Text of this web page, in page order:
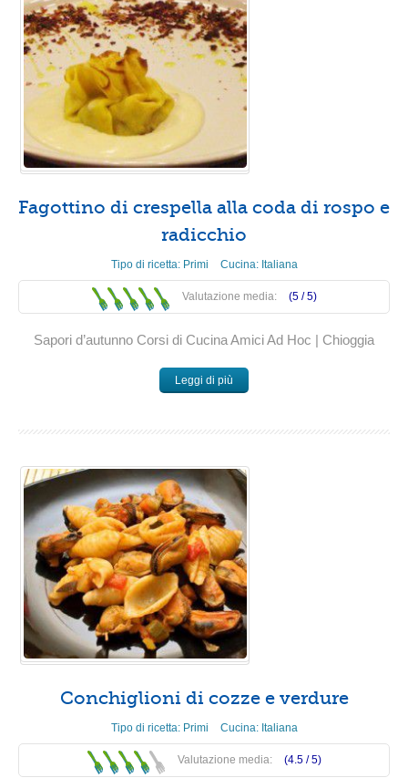
Fagottino di crespella alla coda di rospo e
radicchio
Tipo di ricetta: Primi Cucina: Italiana
Valutazione media: (5 /5)
Sapori d’autunno Corsi di Cucina Amici Ad Hoc | Chioggia
Leggi di più
Conchiglioni di cozze e verdure
Tipo di ricetta: Primi Cucina: Italiana
Valutazione media: (4.5 /5)